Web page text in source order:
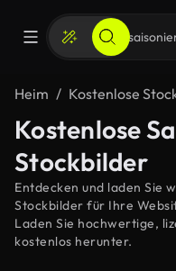
Heim Kostenlose
Kostenlose
Stockbilder
Entdecken und laden Sie
Stockbilder für Ihre
Laden Sie hochwertige,
kostenlos herunter.